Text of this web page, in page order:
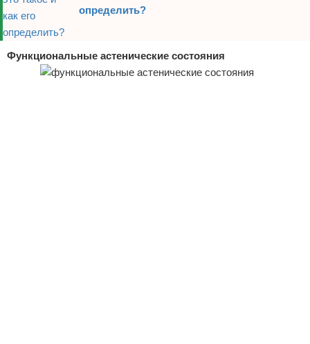
определить?
Функциональные астенические состояния